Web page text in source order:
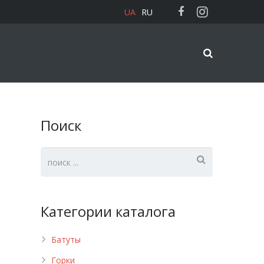
UA RU
Поиск
Категории каталога
Батуты
Горки